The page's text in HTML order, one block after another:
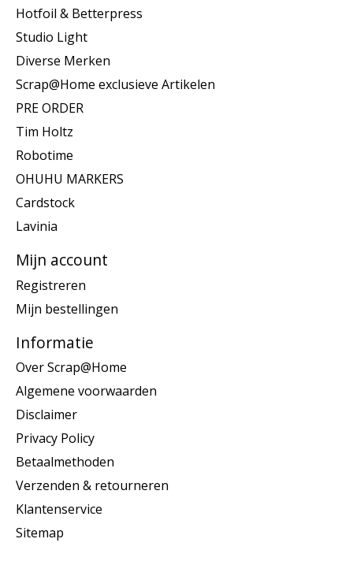
Hotfoil & Betterpress
Studio Light
Diverse Merken
Scrap@Home exclusieve Artikelen
PRE ORDER
Tim Holtz
Robotime
OHUHU MARKERS
Cardstock
Lavinia
Mijn account
Registreren
Mijn bestellingen
Informatie
Over Scrap@Home
Algemene voorwaarden
Disclaimer
Privacy Policy
Betaalmethoden
Verzenden & retourneren
Klantenservice
Sitemap